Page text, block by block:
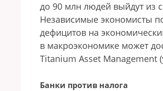
до 90 млн людей выйдут из
Независимые экономисты
дефицитов на
в макроэкономике может
Titanium Asset Management
Банки против налога